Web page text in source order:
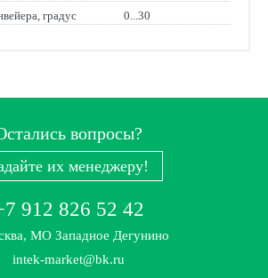
градус
0...30
вопросы?
их менеджеру!
912 826 52 42
МО Западное Дегунино
intek-market@bk.ru